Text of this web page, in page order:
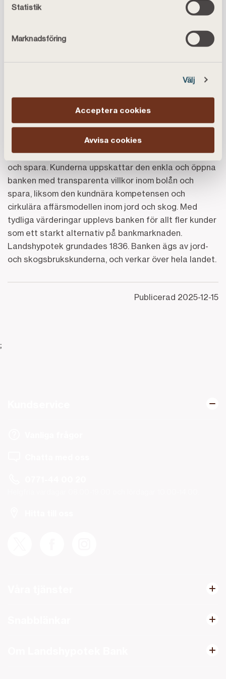
vårpersonuppgiftspolicy
Statistik
Marknadsföring
Välj
Acceptera cookies
Avvisa cookies
och påverkar marknaden. Bolån är för många kunder
Kontakta för ytterligare information
jonas.feinberg@landshypotek.se
Om Landshypotek
Landshypotek har varit i kraftig tillväxt de senaste
åren, som ledande bank inom jord- och
skogsutlåningen och som utmanarbank inom bolån
och spara. Kunderna uppskattar den enkla och öppna
banken med transparenta villkor inom bolån och
spara, liksom den kundnära kompetensen och
cirkulära affärsmodellen inom jord och skog. Med
tydliga värderingar upplevs banken för allt fler kunder
som ett starkt alternativ på bankmarknaden.
Landshypotek grundades 1836. Banken ägs av jord-
och skogsbrukskunderna, och verkar över hela landet.
Publicerad 2025-12-15
;